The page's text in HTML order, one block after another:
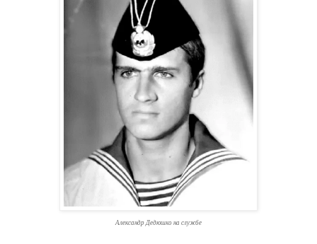
Александр Дедюшко на службе